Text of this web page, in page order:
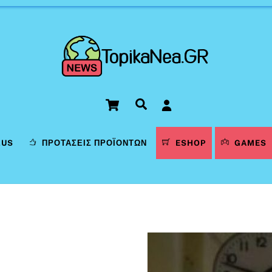
Cart Αναζήτηση
ΠΡΟΤΆΣΕΙΣ ΠΡΟΪΌΝΤΩΝ ESHOP GAMES